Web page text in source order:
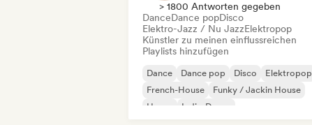
> 1800 Antworten gegeben
DanceDance popDisco
Elektro-Jazz / Nu JazzElektropop
Künstler zu meinen einflussreichen
Playlists hinzufügen
Dance Dance pop Disco
Elektropop
French-House
Funky / Jackin House
House
Indie-Dance